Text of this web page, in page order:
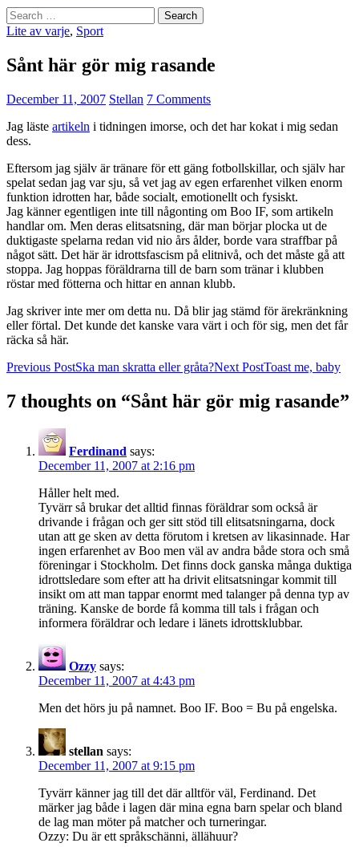
Search
for:
Lite av varje, Sport
Sånt här gör mig rasande
December 11, 2007 Stellan 7 Comments
Jag läste artikeln i tidningen imorse, och det har kokat i mig sedan
dess.
Eftersom jag själv är tränare för ett gäng fotbollskillar, och själv har
spelat sedan jag var sju, så vet jag av egen erfarenhet vilken enorm
funktion idrotten har, både socialt, emotionellt och fysiskt.
Jag känner egentligen inte till någonting om Boo IF, som artikeln
handlar om. Men deras elitsatsning, där man börjar plocka ut de
duktigaste spelarna redan vid nio års ålder, borde vara straffbar på
något sätt. Det här är idrottsfascism på elitnivå, och det måste gå att
stoppa. Jag hoppas föräldrarna till de barn som tränar i klubben
röstar med fötterna och hittar en annan klubb.
Jag skriver inte mer om detta nu. Då blir jag stämd för ärekränkning
eller förtal. Det kunde det kanske vara värt i och för sig, men det får
räcka så här.
Post
navigation
Previous PostSka man skratta eller gråta?Next PostToast me, baby
7 thoughts on “Sånt här gör mig rasande”
Ferdinand says:
December 11, 2007 at 2:16 pm
Håller helt med.
Tyvärr så brukar det alltid finnas föräldrar som också är
drivande i frågan och ger sitt stöd till elitsatsningarna, dock
utan att ge sken av detta förutom i kretsen av likasinnade. Har
ingen erfarenhet av Boo men väl av andra både stora och små
föreningar i Stockholm. Det finns dock ganska många duktiga
idrottsledare som efter att ha drivit elitsatsningar kommit till
insikt om att man tappar enormt med talanger på denna typ av
träning. Kanske de borde få komma till tals i frågan och
informera föräldrar och ledare i länets idrottsklubbar.
Ozzy says:
December 11, 2007 at 4:43 pm
Men det hörs ju på namnet. Boo IF. Boo = Bu på engelska.
stellan says:
December 11, 2007 at 9:15 pm
Tyvärr känner jag till det där alltför väl, Ferdinand. Det
märker jag både i lagen där mina egna barn spelar och bland
de lag man möter på matcher och turneringar.
Ozzy: Du är ett språkschänni, ällähuur?